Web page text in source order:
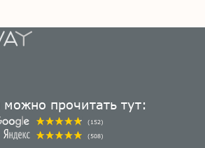
прочитать тут:
(152)
(508)